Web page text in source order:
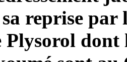
reprise
Plysorol dont